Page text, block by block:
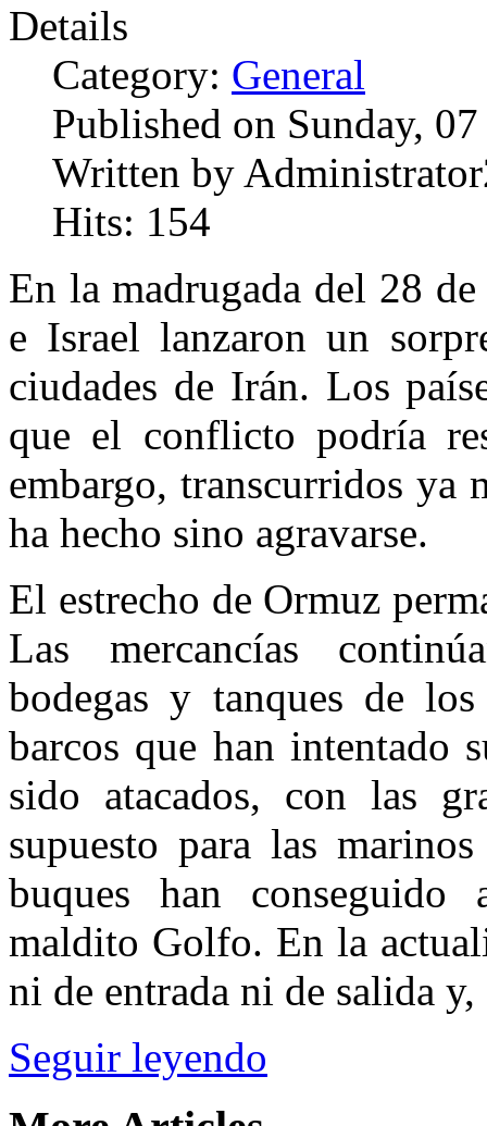
Details
Category: General
Published on Sunday,
Written by
Hits: 154
En la madrugada del 28
e Israel lanzaron un
ciudades de Irán. Los
que el conflicto podría
embargo, transcurridos ya
ha hecho sino agravarse.
El estrecho de Ormuz
Las mercancías
bodegas y tanques de
barcos que han intentado
sido atacados, con las
supuesto para las
buques han conseguido
maldito Golfo. En la
ni de entrada ni de salida y,
Seguir leyendo